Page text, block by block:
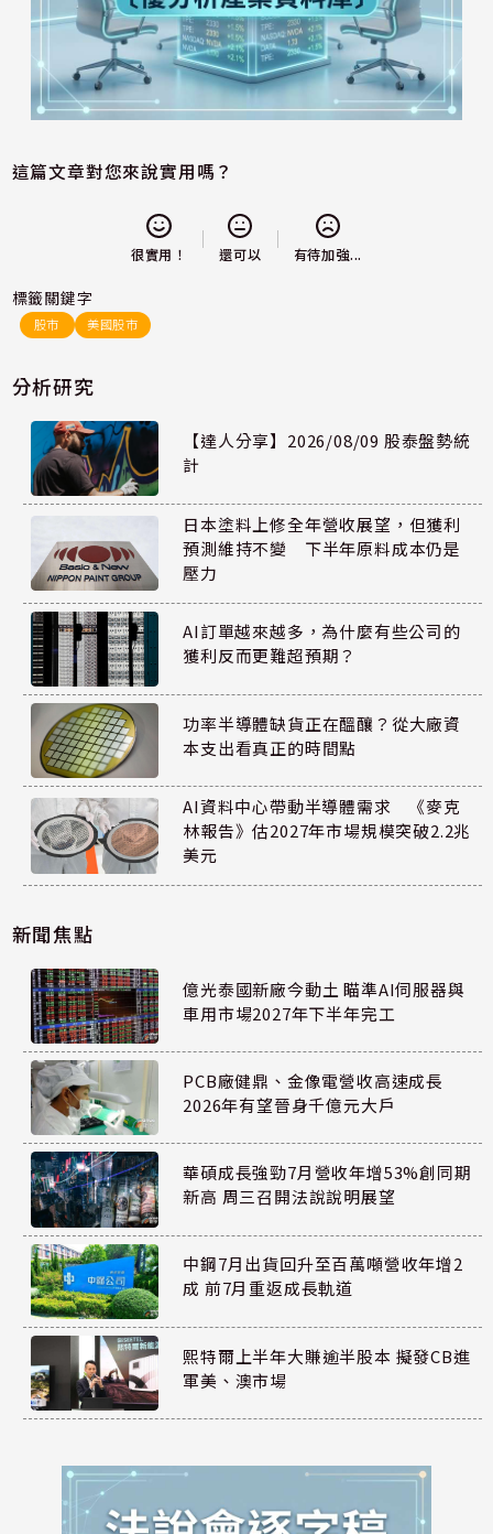
這篇文章對您來說實用嗎？
很實用！ 還可以 有待加強...
標籤關鍵字
股市 美國股市
分析研究
【達人分享】2026/08/09 股泰盤勢統
計
日本塗料上修全年營收展望，但獲利
預測維持不變 下半年原料成本仍是
壓力
AI訂單越來越多，為什麼有些公司的
獲利反而更難超預期？
功率半導體缺貨正在醞釀？從大廠資
本支出看真正的時間點
AI資料中心帶動半導體需求 《麥克
林報告》估2027年市場規模突破2.2兆
美元
新聞焦點
億光泰國新廠今動土 瞄準AI伺服器與
車用市場2027年下半年完工
PCB廠健鼎、金像電營收高速成長
2026年有望晉身千億元大戶
華碩成長強勁7月營收年增53%創同期
新高 周三召開法說說明展望
中鋼7月出貨回升至百萬噸營收年增2
成 前7月重返成長軌道
熙特爾上半年大賺逾半股本 擬發CB進
軍美、澳市場